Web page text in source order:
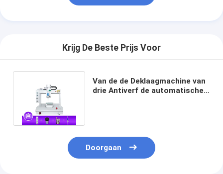
Krijg De Beste Prijs Voor
Van de de Deklaagmachine van
drie Antiverf de automatische
Doorgaan